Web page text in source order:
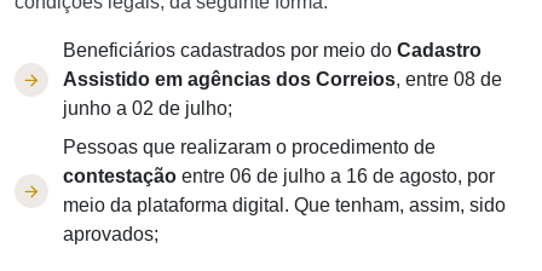
Beneficiários cadastrados por meio do Cadastro
Assistido em agências dos Correios, entre 08 de
junho a 02 de julho;
Pessoas que realizaram o procedimento de
contestação entre 06 de julho a 16 de agosto, por
meio da plataforma digital. Que tenham, assim, sido
aprovados;